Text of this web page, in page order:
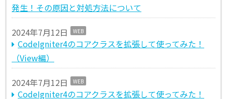
発生！その原因と対処方法について
2024年7月12日 WEB
CodeIgniter4のコアクラスを拡張して使ってみた！
（View編）
2024年7月12日 WEB
CodeIgniter4のコアクラスを拡張して使ってみた！